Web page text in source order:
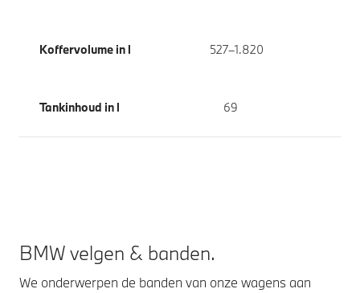
Koffervolume in l 527–1.820
Tankinhoud in l 69
BMW velgen & banden.
We onderwerpen de banden van onze wagens aan